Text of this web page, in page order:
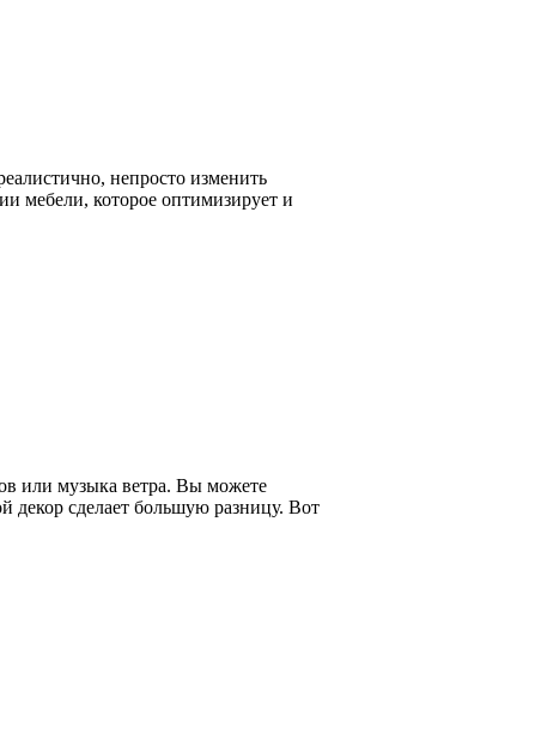
непросто изменить
мебели, которое оптимизирует и
или музыка ветра. Вы можете
декор сделает большую разницу. Вот